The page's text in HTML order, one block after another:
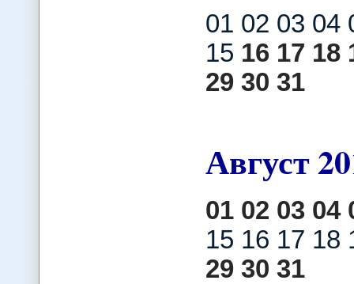
01 02 03 04
15 16 17 18
29 30 31
Август
01 02 03 04
15 16 17 18
29 30 31